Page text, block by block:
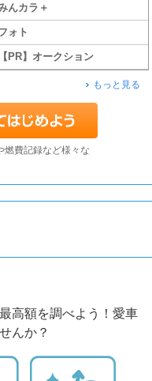
んカラ＋
ォト
【PR】オークション
もっと見る
燃費記録など様々な
高額を調べよう！愛車
んか？